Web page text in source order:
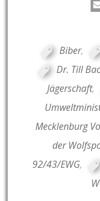
Biber,
Dr. Till
Jägerschaft,
Mecklenburg
der
92/43/EWG,